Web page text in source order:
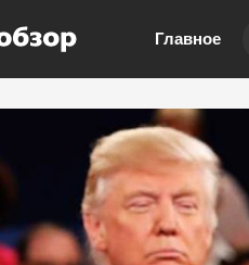
Главное